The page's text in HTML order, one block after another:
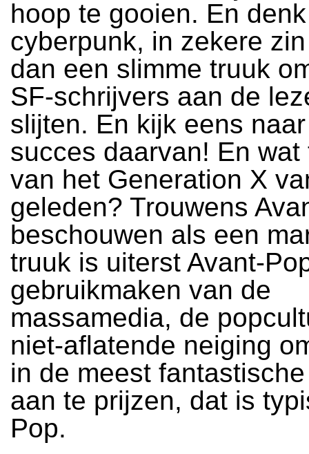
hoop te gooien. En
cyberpunk, in zekere
dan een slimme truuk
SF-schrijvers aan de
slijten. En kijk eens
succes daarvan! En wat
van het Generation X
geleden? Trouwens
beschouwen als een
truuk is uiterst Avant-
gebruikmaken van de
massamedia, de
niet-aflatende neiging
in de meest
aan te prijzen, dat is
Pop.